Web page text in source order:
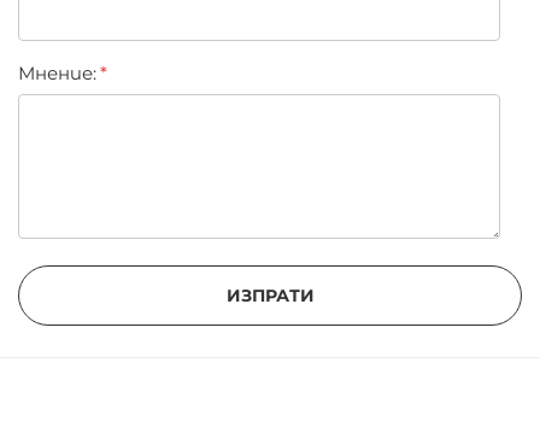
Мнение:
ИЗПРАТИ